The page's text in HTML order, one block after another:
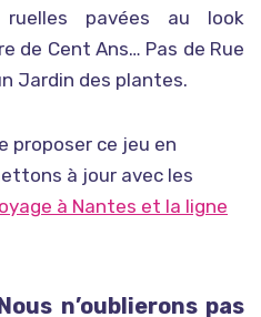
ruelles pavées au look
de Cent Ans… Pas de Rue
Jardin des plantes.
proposer ce jeu en
à jour avec les
à Nantes et la ligne
n’oublierons pas